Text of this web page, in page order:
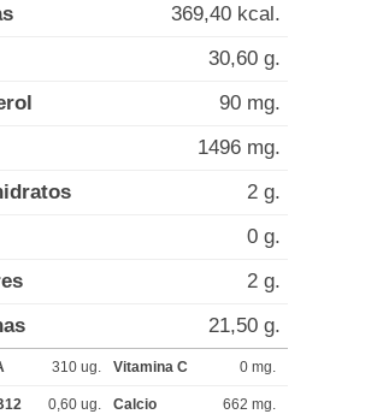
369,40 kcal.
30,60 g.
90 mg.
1496 mg.
2 g.
0 g.
2 g.
21,50 g.
310 ug. Vitamina C 0 mg.
0,60 ug. Calcio 662 mg.